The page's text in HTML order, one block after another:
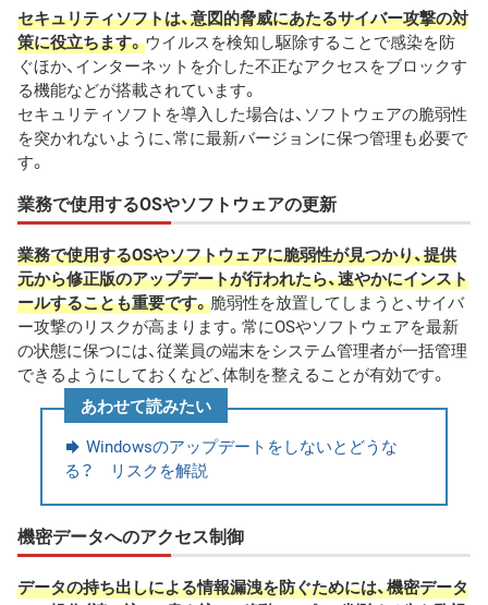
セキュリティソフトは、意図的脅威にあたるサイバー攻撃の対
策に役立ちます。ウイルスを検知し駆除することで感染を防
ぐほか、インターネットを介した不正なアクセスをブロックす
る機能などが搭載されています。
セキュリティソフトを導入した場合は、ソフトウェアの脆弱性
を突かれないように、常に最新バージョンに保つ管理も必要で
す。
業務で使用するOSやソフトウェアの更新
業務で使用するOSやソフトウェアに脆弱性が見つかり、提供
元から修正版のアップデートが行われたら、速やかにインスト
ールすることも重要です。脆弱性を放置してしまうと、サイバ
ー攻撃のリスクが高まります。常にOSやソフトウェアを最新
の状態に保つには、従業員の端末をシステム管理者が一括管理
できるようにしておくなど、体制を整えることが有効です。
あわせて読みたい
Windowsのアップデートをしないとどうな
る？ リスクを解説
機密データへのアクセス制御
データの持ち出しによる情報漏洩を防ぐためには、機密データ